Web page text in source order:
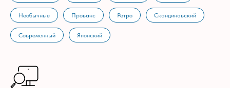
Необычные Прованс Ретро Скандинавский
Современный Японский